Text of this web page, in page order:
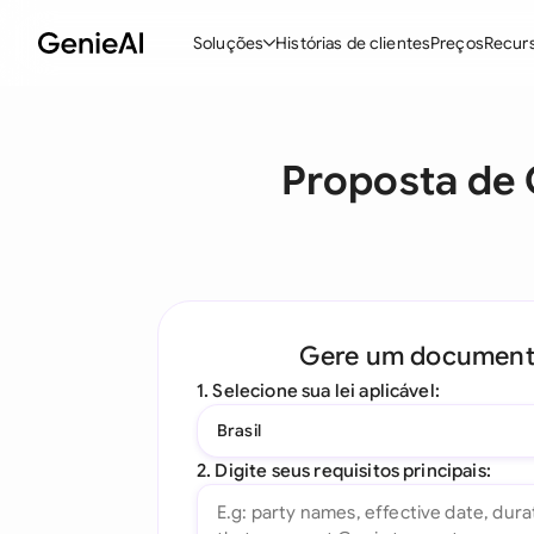
Soluções
Criar Contratos
Add-in para Word
Histórias de clientesPreços
Proposta de
Gere um
1. Selecione sua lei aplicável:
Brasil
2. Digite seus requisitos principais: